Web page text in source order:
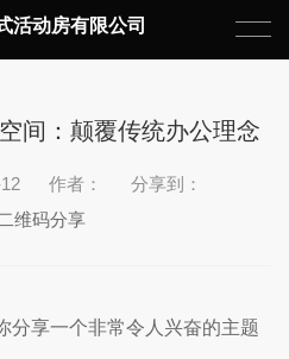
活动房有限公司
间：颠覆传统办公理念
作者：
分享到：
二维码分享
分享一个非常令人兴奋的主题